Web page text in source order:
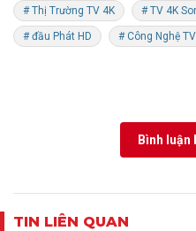
# Thị Trường TV 4K # TV 4K
# đầu Phát HD # Công Nghệ TV
Bình luận
TIN LIÊN QUAN